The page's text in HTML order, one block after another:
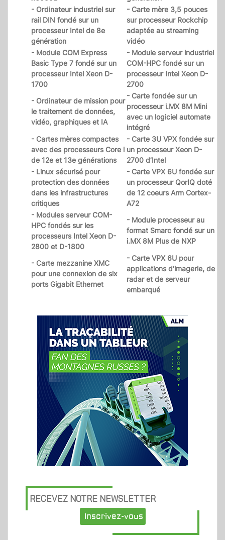
- Ordinateur industriel sur
rail DIN fondé sur un
processeur Intel de 8e
génération
- Carte mère 3,5 pouces
sur processeur Rockchip
adaptée au streaming
vidéo
- Module COM Express
Basic Type 7 fondé sur un
processeur Intel Xeon D-
1700
- Module serveur industriel
COM-HPC fondé sur un
processeur Intel Xeon D-
2700
- Ordinateur de mission pour
le traitement de données,
vidéo, graphiques et IA
- Carte fondée sur un
processeur i.MX 8M Mini
avec un logiciel automate
intégré
- Cartes mères compactes
avec des processeurs Core i
de 12e et 13e générations
- Carte 3U VPX fondée sur
un processeur Xeon D-
2700 d’Intel
- Linux sécurisé pour
protection des données
dans les infrastructures
critiques
- Carte VPX 6U fondée sur
un processeur QorIQ doté
de 12 coeurs Arm Cortex-
A72
- Modules serveur COM-
HPC fondés sur les
processeurs Intel Xeon D-
2800 et D-1800
- Module processeur au
format Smarc fondé sur un
i.MX 8M Plus de NXP
- Carte mezzanine XMC
pour une connexion de six
ports Gigabit Ethernet
- Carte VPX 6U pour
applications d'imagerie, de
radar et de serveur
embarqué
RECEVEZ NOTRE NEWSLETTER
Inscrivez-vous